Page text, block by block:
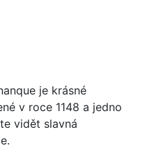
je krásné
v roce 1148 a jedno
vidět slavná